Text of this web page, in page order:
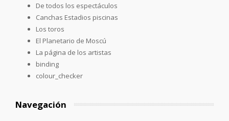
De todos los espectáculos
Canchas Estadios piscinas
Los toros
El Planetario de Moscú
La página de los artistas
binding
colour_checker
Navegación